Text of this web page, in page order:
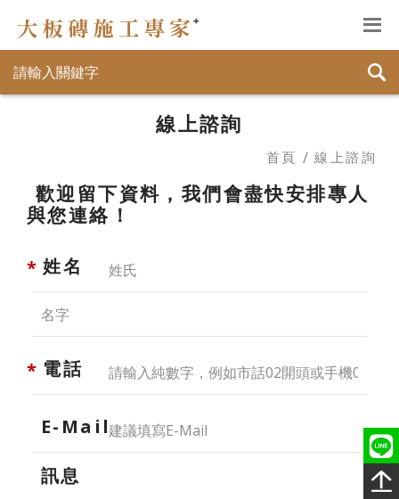
線上諮詢
首頁 線上諮詢
歡迎留下資料，我們會盡快安排專人
與您連絡！
姓名
電話
E-Mail
訊息